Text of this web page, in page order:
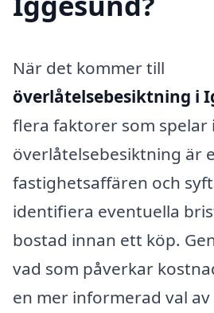
När det kommer till
överlåtelsebesiktning i
flera faktorer som spelar
överlåtelsebesiktning är
fastighetsaffären och
identifiera eventuella
bostad innan ett köp.
vad som påverkar
en mer informerad val av